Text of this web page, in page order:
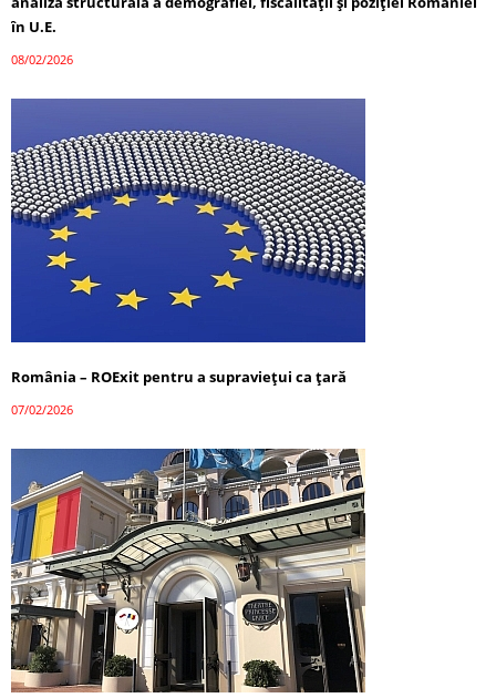
în U.E.
08/02/2026
România – ROExit pentru a supraviețui ca țară
07/02/2026